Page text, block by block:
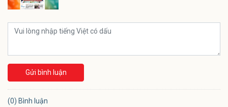
Gửi bình luận
(0) Bình luận